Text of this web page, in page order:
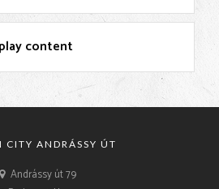
content
CITY ANDRÁSSY ÚT
Andrássy út 79